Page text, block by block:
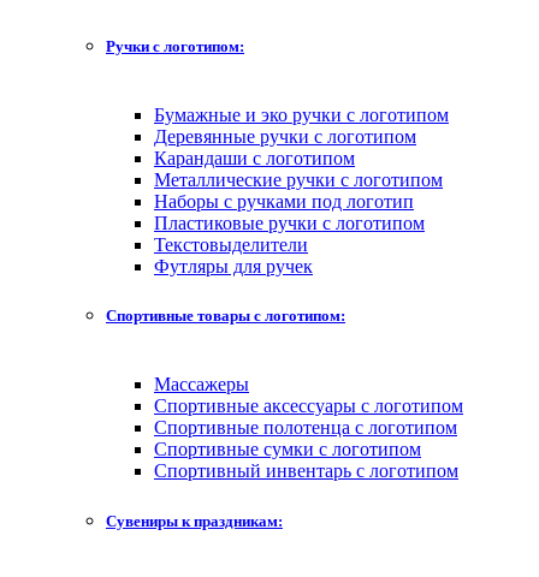
Ручки с логотипом:
Бумажные и эко ручки с логотипом
Деревянные ручки с логотипом
Карандаши с логотипом
Металлические ручки с логотипом
Наборы с ручками под логотип
Пластиковые ручки с логотипом
Текстовыделители
Футляры для ручек
Спортивные товары с логотипом:
Массажеры
Спортивные аксессуары с логотипом
Спортивные полотенца с логотипом
Спортивные сумки с логотипом
Спортивный инвентарь с логотипом
Сувениры к праздникам: